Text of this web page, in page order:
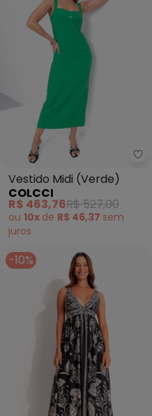
- Vestido Tule (Preto)
Vestido Midi (Verde)
COLCCI
R$ 463,76R$ 527,00
ou 10x de R$ 46,37 sem
juros
-10%